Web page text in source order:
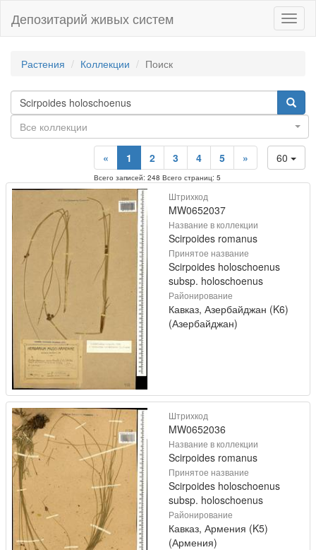
Депозитарий живых систем
Растения Коллекции Поиск
Все коллекции
60
« 1 2 3 4 5 »
Всего записей: 248 Всего страниц: 5
Штрихкод
MW0652037
Название в коллекции
Scirpoides romanus
Принятое название
Scirpoides holoschoenus
subsp. holoschoenus
Районирование
Кавказ, Азербайджан (K6)
(Азербайджан)
Штрихкод
MW0652036
Название в коллекции
Scirpoides romanus
Принятое название
Scirpoides holoschoenus
subsp. holoschoenus
Районирование
Кавказ, Армения (K5)
(Армения)